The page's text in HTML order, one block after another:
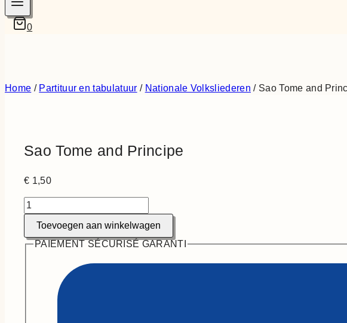
0
Home / Partituur en tabulatuur / Nationale Volksliederen / Sao Tome and
Sao Tome and Principe
€ 1,50
Sao
Tome
and
Principe
Toevoegen aan winkelwagen
PAIEMENT SÉCURISÉ GARANTI